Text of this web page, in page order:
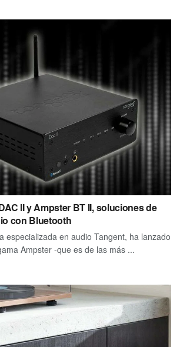
II y Ampster BT II, soluciones de
con Bluetooth
especializada en audio Tangent, ha lanzado
Ampster -que es de las más ...